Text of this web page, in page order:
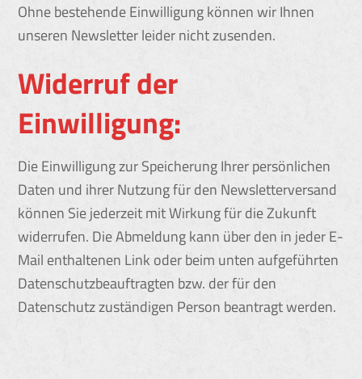
Ohne bestehende Einwilligung können wir Ihnen
unseren Newsletter leider nicht zusenden.
Widerruf der
Einwilligung:
Die Einwilligung zur Speicherung Ihrer persönlichen
Daten und ihrer Nutzung für den Newsletterversand
können Sie jederzeit mit Wirkung für die Zukunft
widerrufen. Die Abmeldung kann über den in jeder E-
Mail enthaltenen Link oder beim unten aufgeführten
Datenschutzbeauftragten bzw. der für den
Datenschutz zuständigen Person beantragt werden.